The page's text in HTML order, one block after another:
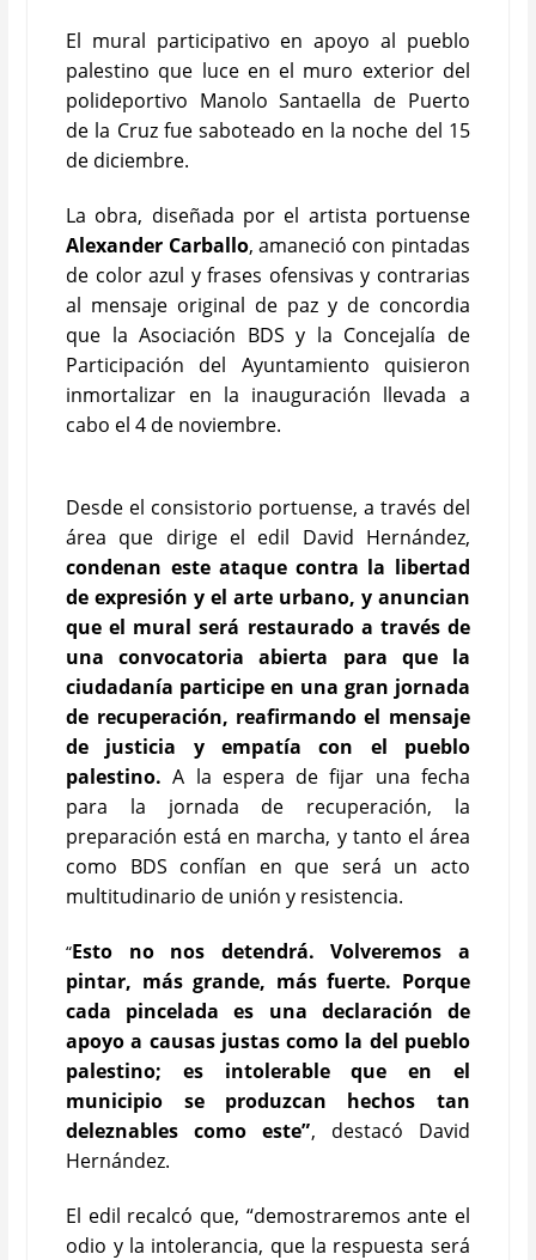
El mural participativo en apoyo al pueblo
palestino que luce en el muro exterior del
polideportivo Manolo Santaella de Puerto
de la Cruz fue saboteado en la noche del 15
de diciembre.
La obra, diseñada por el artista portuense
Alexander Carballo, amaneció con pintadas
de color azul y frases ofensivas y contrarias
al mensaje original de paz y de concordia
que la Asociación BDS y la Concejalía de
Participación del Ayuntamiento quisieron
inmortalizar en la inauguración llevada a
cabo el 4 de noviembre.
Desde el consistorio portuense, a través del
área que dirige el edil David Hernández,
condenan este ataque contra la libertad
de expresión y el arte urbano, y anuncian
que el mural será restaurado a través de
una convocatoria abierta para que la
ciudadanía participe en una gran jornada
de recuperación, reafirmando el mensaje
de justicia y empatía con el pueblo
palestino. A la espera de fijar una fecha
para la jornada de recuperación, la
preparación está en marcha, y tanto el área
como BDS confían en que será un acto
multitudinario de unión y resistencia.
“Esto no nos detendrá. Volveremos a
pintar, más grande, más fuerte. Porque
cada pincelada es una declaración de
apoyo a causas justas como la del pueblo
palestino; es intolerable que en el
municipio se produzcan hechos tan
deleznables como este”, destacó David
Hernández.
El edil recalcó que, “demostraremos ante el
odio y la intolerancia, que la respuesta será